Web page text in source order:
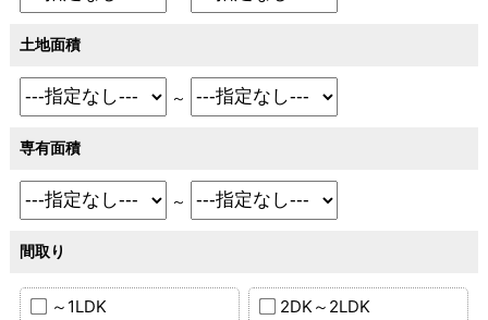
土地面積
～
専有面積
～
間取り
～1LDK 2DK～2LDK